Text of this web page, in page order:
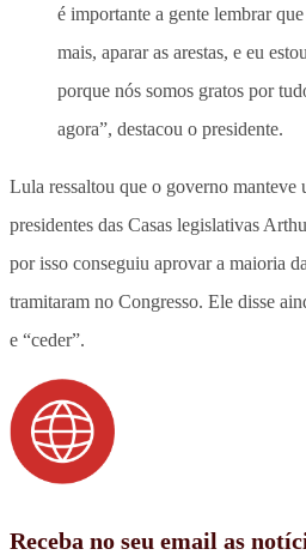
é importante a gente lembrar
mais, aparar as arestas, e eu
porque nós somos gratos por
agora”, destacou o presidente.
Lula ressaltou que o governo manteve
presidentes das Casas legislativas
por isso conseguiu aprovar a maioria
tramitaram no Congresso. Ele disse
e “ceder”.
Receba no seu email as